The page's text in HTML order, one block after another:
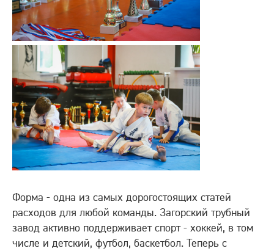
Форма - одна из самых дорогостоящих статей
расходов для любой команды. Загорский трубный
завод активно поддерживает спорт - хоккей, в том
числе и детский, футбол, баскетбол. Теперь с